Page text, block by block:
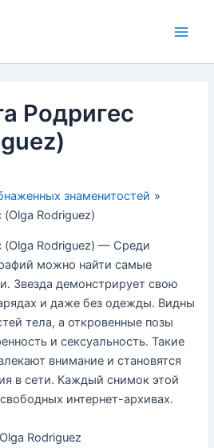
Родригес
знаменитостей
Rodriguez)
(Olga Rodriguez) — Среди
можно найти самые
Звезда демонстрирует свою
и даже без одежды. Видны
тела, а откровенные позы
и сексуальность. Такие
внимание и становятся
в сети. Каждый снимок этой
интернет-архивах.
Rodriguez